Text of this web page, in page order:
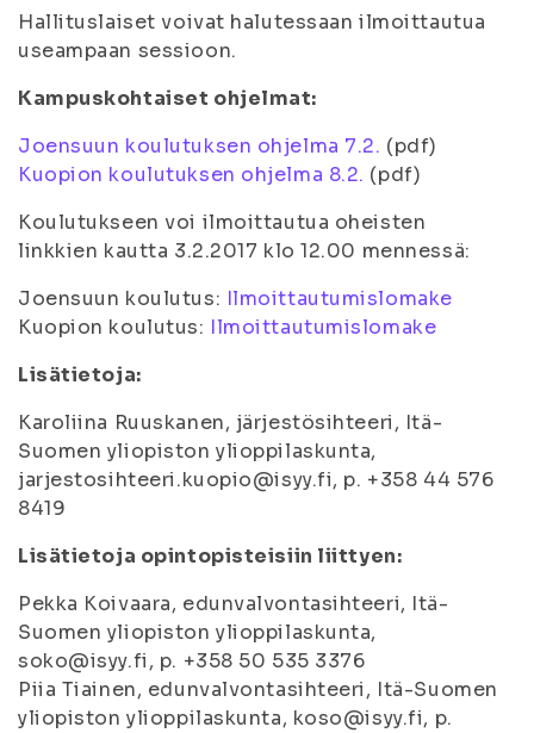
Hallituslaiset voivat halutessaan ilmoittautua
useampaan sessioon.
Kampuskohtaiset ohjelmat:
Joensuun koulutuksen ohjelma 7.2. (pdf)
Kuopion koulutuksen ohjelma 8.2. (pdf)
Koulutukseen voi ilmoittautua oheisten
linkkien kautta 3.2.2017 klo 12.00 mennessä:
Joensuun koulutus: Ilmoittautumislomake
Kuopion koulutus: Ilmoittautumislomake
Lisätietoja:
Karoliina Ruuskanen, järjestösihteeri, Itä-
Suomen yliopiston ylioppilaskunta,
jarjestosihteeri.kuopio@isyy.fi, p. +358 44 576
8419
Lisätietoja opintopisteisiin liittyen:
Pekka Koivaara, edunvalvontasihteeri, Itä-
Suomen yliopiston ylioppilaskunta,
soko@isyy.fi, p. +358 50 535 3376
Piia Tiainen, edunvalvontasihteeri, Itä-Suomen
yliopiston ylioppilaskunta, koso@isyy.fi, p.